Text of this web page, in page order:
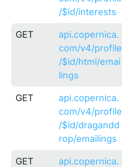
/$id/interests
GET
api.copernica.
com/v4/profile
/$id/html/emai
lings
GET
api.copernica.
com/v4/profile
/$id/dragandd
rop/emailings
GET
api.copernica.